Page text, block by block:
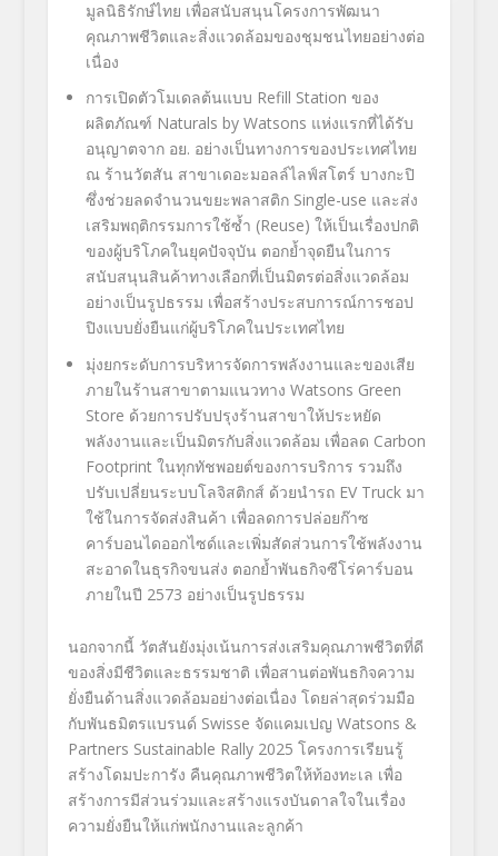
มูลนิธิรักษ์ไทย เพื่อสนับสนุนโครงการพัฒนา
คุณภาพชีวิตและสิ่งแวดล้อมของชุมชนไทยอย่างต่อ
เนื่อง
การเปิดตัวโมเดลต้นแบบ Refill Station ของ
ผลิตภัณฑ์ Naturals by Watsons แห่งแรกที่ได้รับ
อนุญาตจาก อย. อย่างเป็นทางการของประเทศไทย
ณ ร้านวัตสัน สาขาเดอะมอลล์ไลฟ์สโตร์ บางกะปิ
ซึ่งช่วยลดจำนวนขยะพลาสติก Single-use และส่ง
เสริมพฤติกรรมการใช้ซ้ำ (Reuse) ให้เป็นเรื่องปกติ
ของผู้บริโภคในยุคปัจจุบัน ตอกย้ำจุดยืนในการ
สนับสนุนสินค้าทางเลือกที่เป็นมิตรต่อสิ่งแวดล้อม
อย่างเป็นรูปธรรม เพื่อสร้างประสบการณ์การชอป
ปิงแบบยั่งยืนแก่ผู้บริโภคในประเทศไทย
มุ่งยกระดับการบริหารจัดการพลังงานและของเสีย
ภายในร้านสาขาตามแนวทาง Watsons Green
Store ด้วยการปรับปรุงร้านสาขาให้ประหยัด
พลังงานและเป็นมิตรกับสิ่งแวดล้อม เพื่อลด Carbon
Footprint ในทุกทัชพอยต์ของการบริการ รวมถึง
ปรับเปลี่ยนระบบโลจิสติกส์ ด้วยนำรถ EV Truck มา
ใช้ในการจัดส่งสินค้า เพื่อลดการปล่อยก๊าซ
คาร์บอนไดออกไซด์และเพิ่มสัดส่วนการใช้พลังงาน
สะอาดในธุรกิจขนส่ง ตอกย้ำพันธกิจซีโร่คาร์บอน
ภายในปี 2573 อย่างเป็นรูปธรรม
นอกจากนี้ วัตสันยังมุ่งเน้นการส่งเสริมคุณภาพชีวิตที่ดี
ของสิ่งมีชีวิตและธรรมชาติ เพื่อสานต่อพันธกิจความ
ยั่งยืนด้านสิ่งแวดล้อมอย่างต่อเนื่อง โดยล่าสุดร่วมมือ
กับพันธมิตรแบรนด์ Swisse จัดแคมเปญ Watsons &
Partners Sustainable Rally 2025 โครงการเรียนรู้
สร้างโดมปะการัง คืนคุณภาพชีวิตให้ท้องทะเล เพื่อ
สร้างการมีส่วนร่วมและสร้างแรงบันดาลใจในเรื่อง
ความยั่งยืนให้แก่พนักงานและลูกค้า